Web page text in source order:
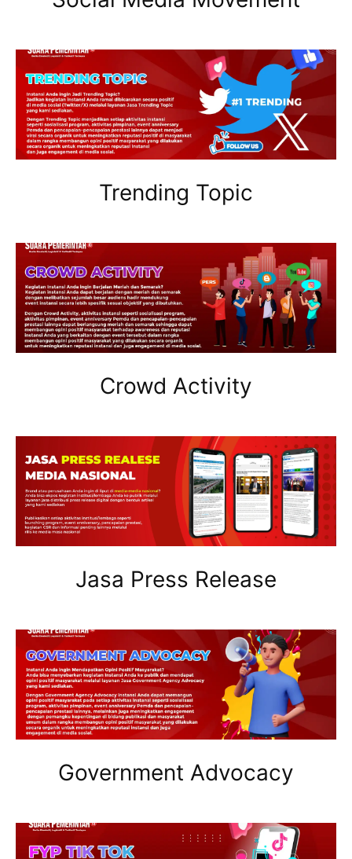
Trending Topic
Crowd Activity
Jasa Press Release
Government Advocacy